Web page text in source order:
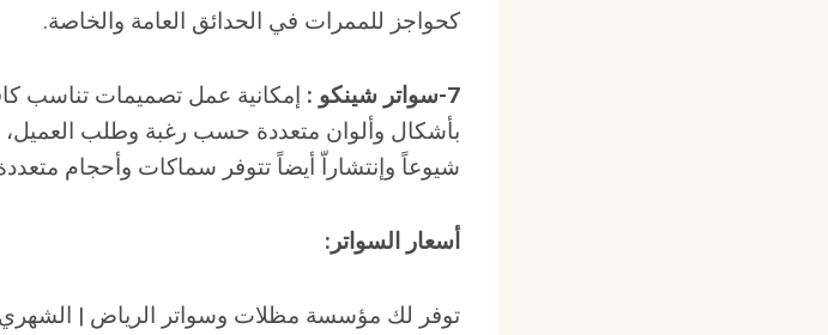
كحواجز للممرات في الحدائق العامة والخاصة.
7- سواتر شينكو : إمكانية عمل تصميمات تناسب
بأشكال وألوان متعددة حسب رغبة وطلب العميل،
شيوعاً وإنتشاراّ أيضاً تتوفر سماكات وأحجام متعددة
أسعار السواتر :
توفر لك مؤسسة مظلات وسواتر الرياض | الشهري